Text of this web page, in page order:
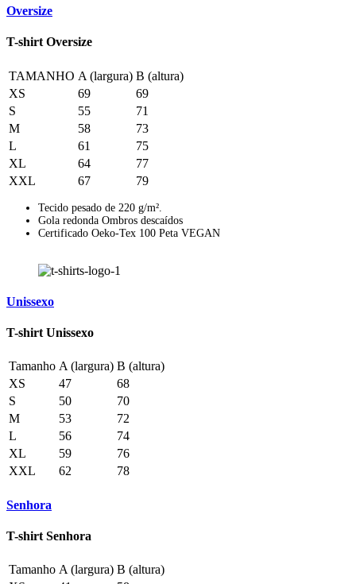
Oversize
T-shirt Oversize
TAMANHO A (largura) B (altura)
XS
69
69
S
55
71
M
58
73
L
61
75
XL
64
77
XXL
67 79
Tecido pesado de 220 g/m².
Gola redonda Ombros descaídos
Certificado Oeko-Tex 100 Peta VEGAN
Unissexo
T-shirt Unissexo
Tamanho A (largura) B (altura)
XS
47
68
S
50
70
M
53
72
L
56
74
XL
59
76
XXL
62 78
Senhora
T-shirt Senhora
Tamanho A (largura) B (altura)